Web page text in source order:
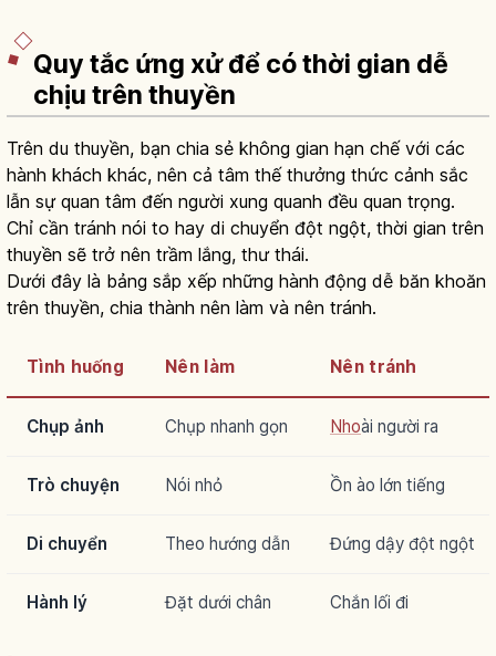
Quy tắc ứng xử để có thời gian dễ
chịu trên thuyền
Trên du thuyền, bạn chia sẻ không gian hạn chế với các
hành khách khác, nên cả tâm thế thưởng thức cảnh sắc
lẫn sự quan tâm đến người xung quanh đều quan trọng.
Chỉ cần tránh nói to hay di chuyển đột ngột, thời gian trên
thuyền sẽ trở nên trầm lắng, thư thái.
Dưới đây là bảng sắp xếp những hành động dễ băn khoăn
trên thuyền, chia thành nên làm và nên tránh.
Tình huống Nên làm Nên tránh
Chụp ảnh Chụp nhanh gọn Nhoài người ra
Trò chuyện Nói nhỏ Ồn ào lớn tiếng
Di chuyển Theo hướng dẫn Đứng dậy đột ngột
Hành lý Đặt dưới chân Chắn lối đi